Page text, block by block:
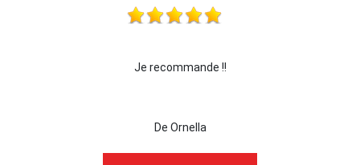
Je recommande !!